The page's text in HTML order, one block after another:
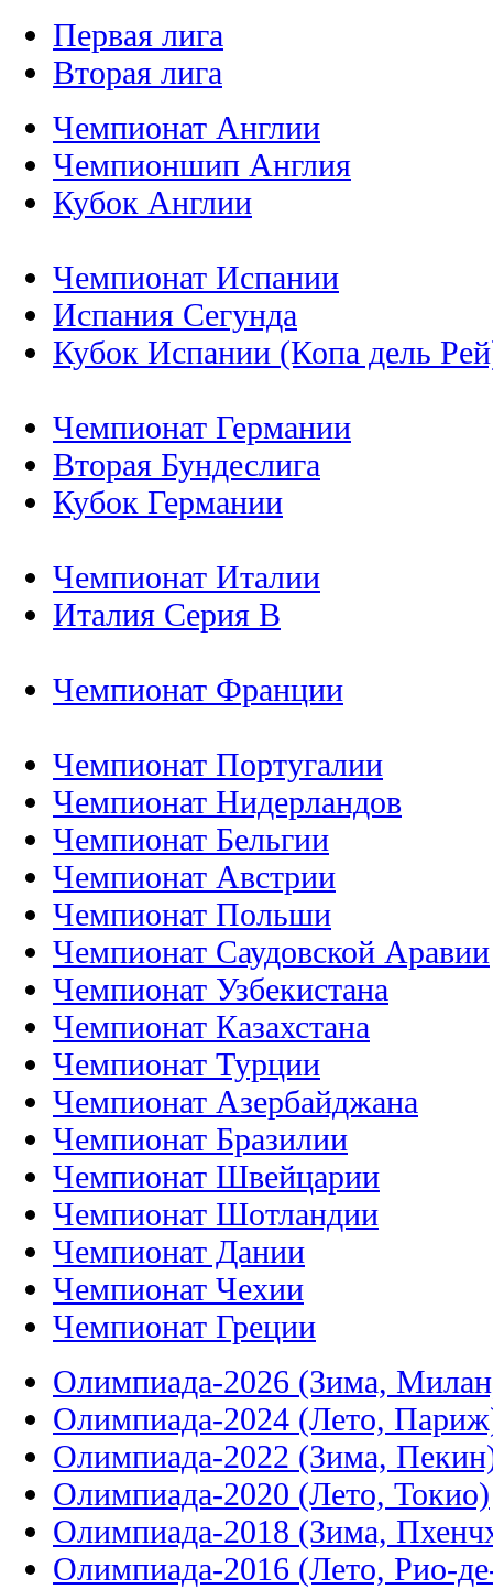
Первая лига
Вторая лига
Чемпионат Англии
Чемпионшип Англия
Кубок Англии
Чемпионат Испании
Испания Сегунда
Кубок Испании (Копа дель
Чемпионат Германии
Вторая Бундеслига
Кубок Германии
Чемпионат Италии
Италия Серия B
Чемпионат Франции
Чемпионат Португалии
Чемпионат Нидерландов
Чемпионат Бельгии
Чемпионат Австрии
Чемпионат Польши
Чемпионат Саудовской Аравии
Чемпионат Узбекистана
Чемпионат Казахстана
Чемпионат Турции
Чемпионат Азербайджана
Чемпионат Бразилии
Чемпионат Швейцарии
Чемпионат Шотландии
Чемпионат Дании
Чемпионат Чехии
Чемпионат Греции
Олимпиада-2026 (Зима,
Олимпиада-2024 (Лето,
Олимпиада-2022 (Зима,
Олимпиада-2020 (Лето, Токио)
Олимпиада-2018 (Зима,
Олимпиада-2016 (Лето, Рио-